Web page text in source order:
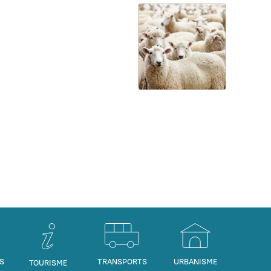
TOURISME TRANSPORTS URBANISME